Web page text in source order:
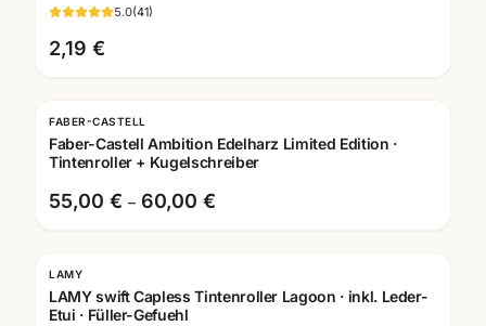
5.0(41)
2,19 €
FABER-CASTELL
Faber-Castell Ambition Edelharz Limited Edition ·
Tintenroller + Kugelschreiber
55,00 € – 60,00 €
Gravur
LAMY
LAMY swift Capless Tintenroller Lagoon · inkl. Leder-
Etui · Füller-Gefuehl